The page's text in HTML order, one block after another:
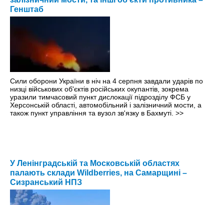
Генштаб
Сили оборони України в ніч на 4 серпня завдали ударів по
низці військових об'єктів російських окупантів, зокрема
уразили тимчасовий пункт дислокації підрозділу ФСБ у
Херсонській області, автомобільний і залізничний мости, а
також пункт управління та вузол зв'язку в Бахмуті. >>
У Ленінградській та Московській областях
палають склади Wildberries, на Самарщині –
Сизранський НПЗ